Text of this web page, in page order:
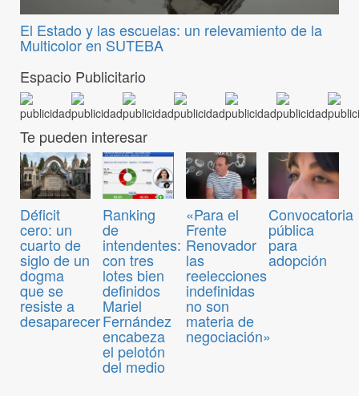
El Estado y las escuelas: un relevamiento de la
Multicolor en SUTEBA
Espacio Publicitario
Te pueden interesar
Déficit
cero: un
cuarto de
siglo de un
dogma
que se
resiste a
desaparecer
Ranking
de
intendentes:
con tres
lotes bien
definidos
Mariel
Fernández
encabeza
el pelotón
del medio
«Para el
Frente
Renovador
las
reelecciones
indefinidas
no son
materia de
negociación»
Convocatoria
pública
para
adopción